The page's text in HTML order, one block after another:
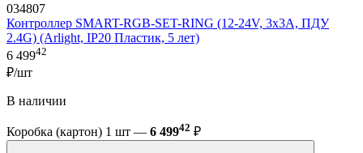
034807
Контроллер SMART-RGB-SET-RING (12-24V, 3x3A, ПДУ
2.4G) (Arlight, IP20 Пластик, 5 лет)
6 49942
₽/шт
В наличии
Коробка (картон) 1 шт — 6 49942 ₽